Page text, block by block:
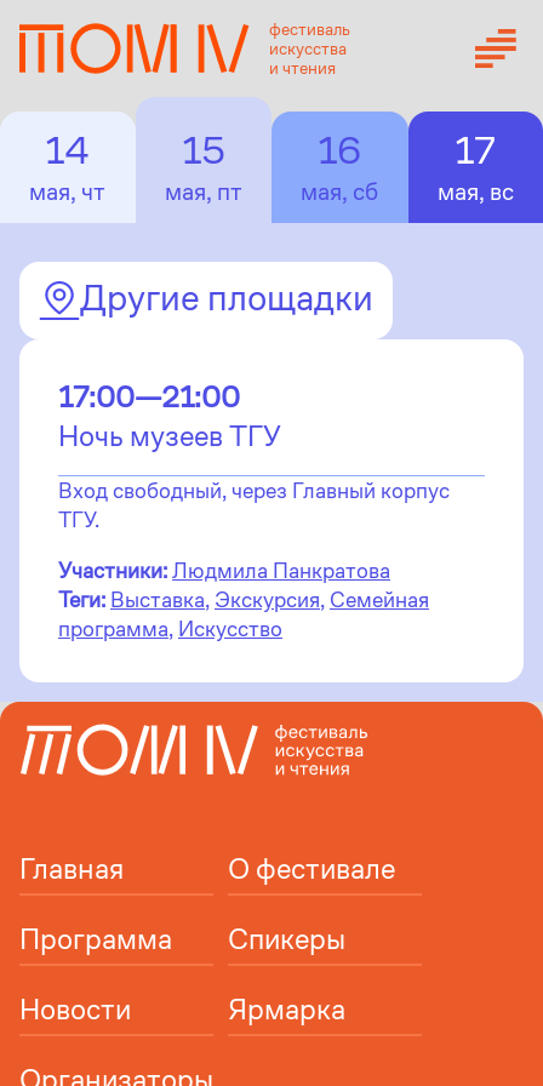
фестиваль
искусства
и чтения
14
мая, чт
15
мая, пт
16
мая, сб
17
мая, вс
Другие площадки
Ночь музеев ТГУ
17:00—21:00
Вход свободный, через Главный корпус
ТГУ.
Участники: Людмила Панкратова
Теги: Выставка, Экскурсия, Семейная
программа, Искусство
Главная О фестивале
Программа Спикеры
Новости Ярмарка
Организаторы